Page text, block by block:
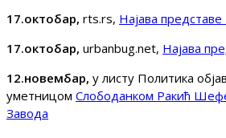
17.октобар, rts.rs, Најава представе
17.октобар, urbanbug.net, Најава
12.новембар, у листу Политика
уметницом Слободанком Ракић
Завода